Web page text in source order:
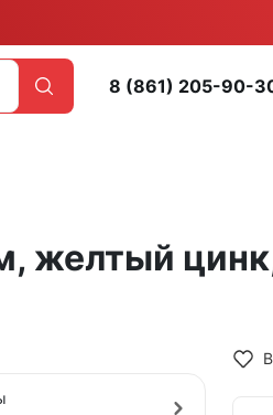
8 (861) 205-90-
желтый